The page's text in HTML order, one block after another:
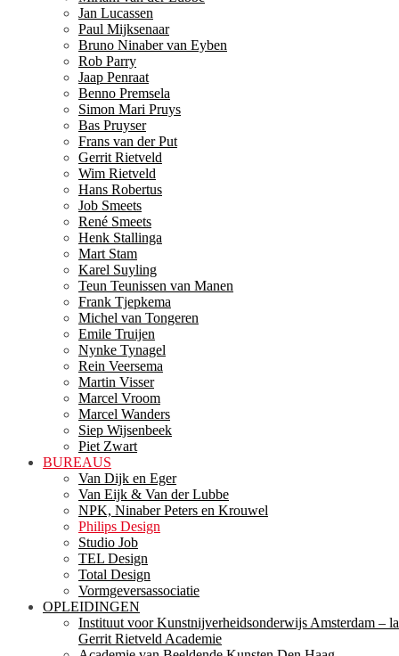
Jan Lucassen
Paul Mijksenaar
Bruno Ninaber van Eyben
Rob Parry
Jaap Penraat
Benno Premsela
Simon Mari Pruys
Bas Pruyser
Frans van der Put
Gerrit Rietveld
Wim Rietveld
Hans Robertus
Job Smeets
René Smeets
Henk Stallinga
Mart Stam
Karel Suyling
Teun Teunissen van Manen
Frank Tjepkema
Michel van Tongeren
Emile Truijen
Nynke Tynagel
Rein Veersema
Martin Visser
Marcel Vroom
Marcel Wanders
Siep Wijsenbeek
Piet Zwart
BUREAUS
Van Dijk en Eger
Van Eijk & Van der Lubbe
NPK, Ninaber Peters en Krouwel
Philips Design
Studio Job
TEL Design
Total Design
Vormgeversassociatie
OPLEIDINGEN
Instituut voor Kunstnijverheidsonderwijs Amsterdam –
Gerrit Rietveld Academie